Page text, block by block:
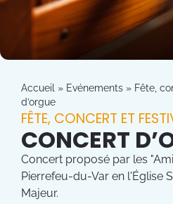
Accueil » Evénements » Fête,
d’orgue
FÊTE, CONCERT ET
CONCERT
Concert proposé par les
Pierrefeu-du-Var en l'Église
Majeur.